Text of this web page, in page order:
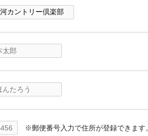
※郵便番号入力で住所が登録できます